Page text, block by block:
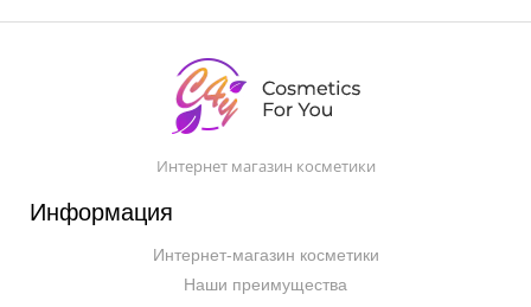
Интернет магазин косметики
Информация
Интернет-магазин косметики
Наши преимущества